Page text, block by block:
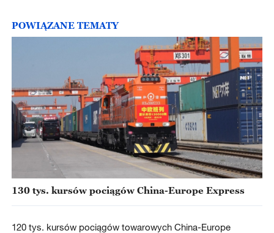
POWIĄZANE TEMATY
130 tys. kursów pociągów China-Europe Express
120 tys. kursów pociągów towarowych China-Europe